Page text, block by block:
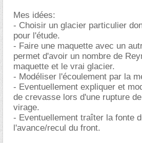
Mes idées:
- Choisir un glacier particulier
pour l'étude.
- Faire une maquette avec un
permet d'avoir un nombre de
maquette et le vrai glacier.
- Modéliser l'écoulement par la
- Eventuellement expliquer et
de crevasse lors d'une rupture
virage.
- Eventuellement traîter la fonte
l'avance/recul du front.